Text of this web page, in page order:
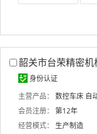
韶关市台荣精密机
身份认证
主营产品：
数控车床 自
会员注册：
第12年
经营模式：
生产制造